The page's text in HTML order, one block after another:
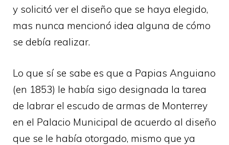
y solicitó ver el diseño que se haya elegido,
mas nunca mencionó idea alguna de cómo
se debía realizar.
Lo que sí se sabe es que a Papias Anguiano
(en 1853) le había sigo designada la tarea
de labrar el escudo de armas de Monterrey
en el Palacio Municipal de acuerdo al diseño
que se le había otorgado, mismo que ya